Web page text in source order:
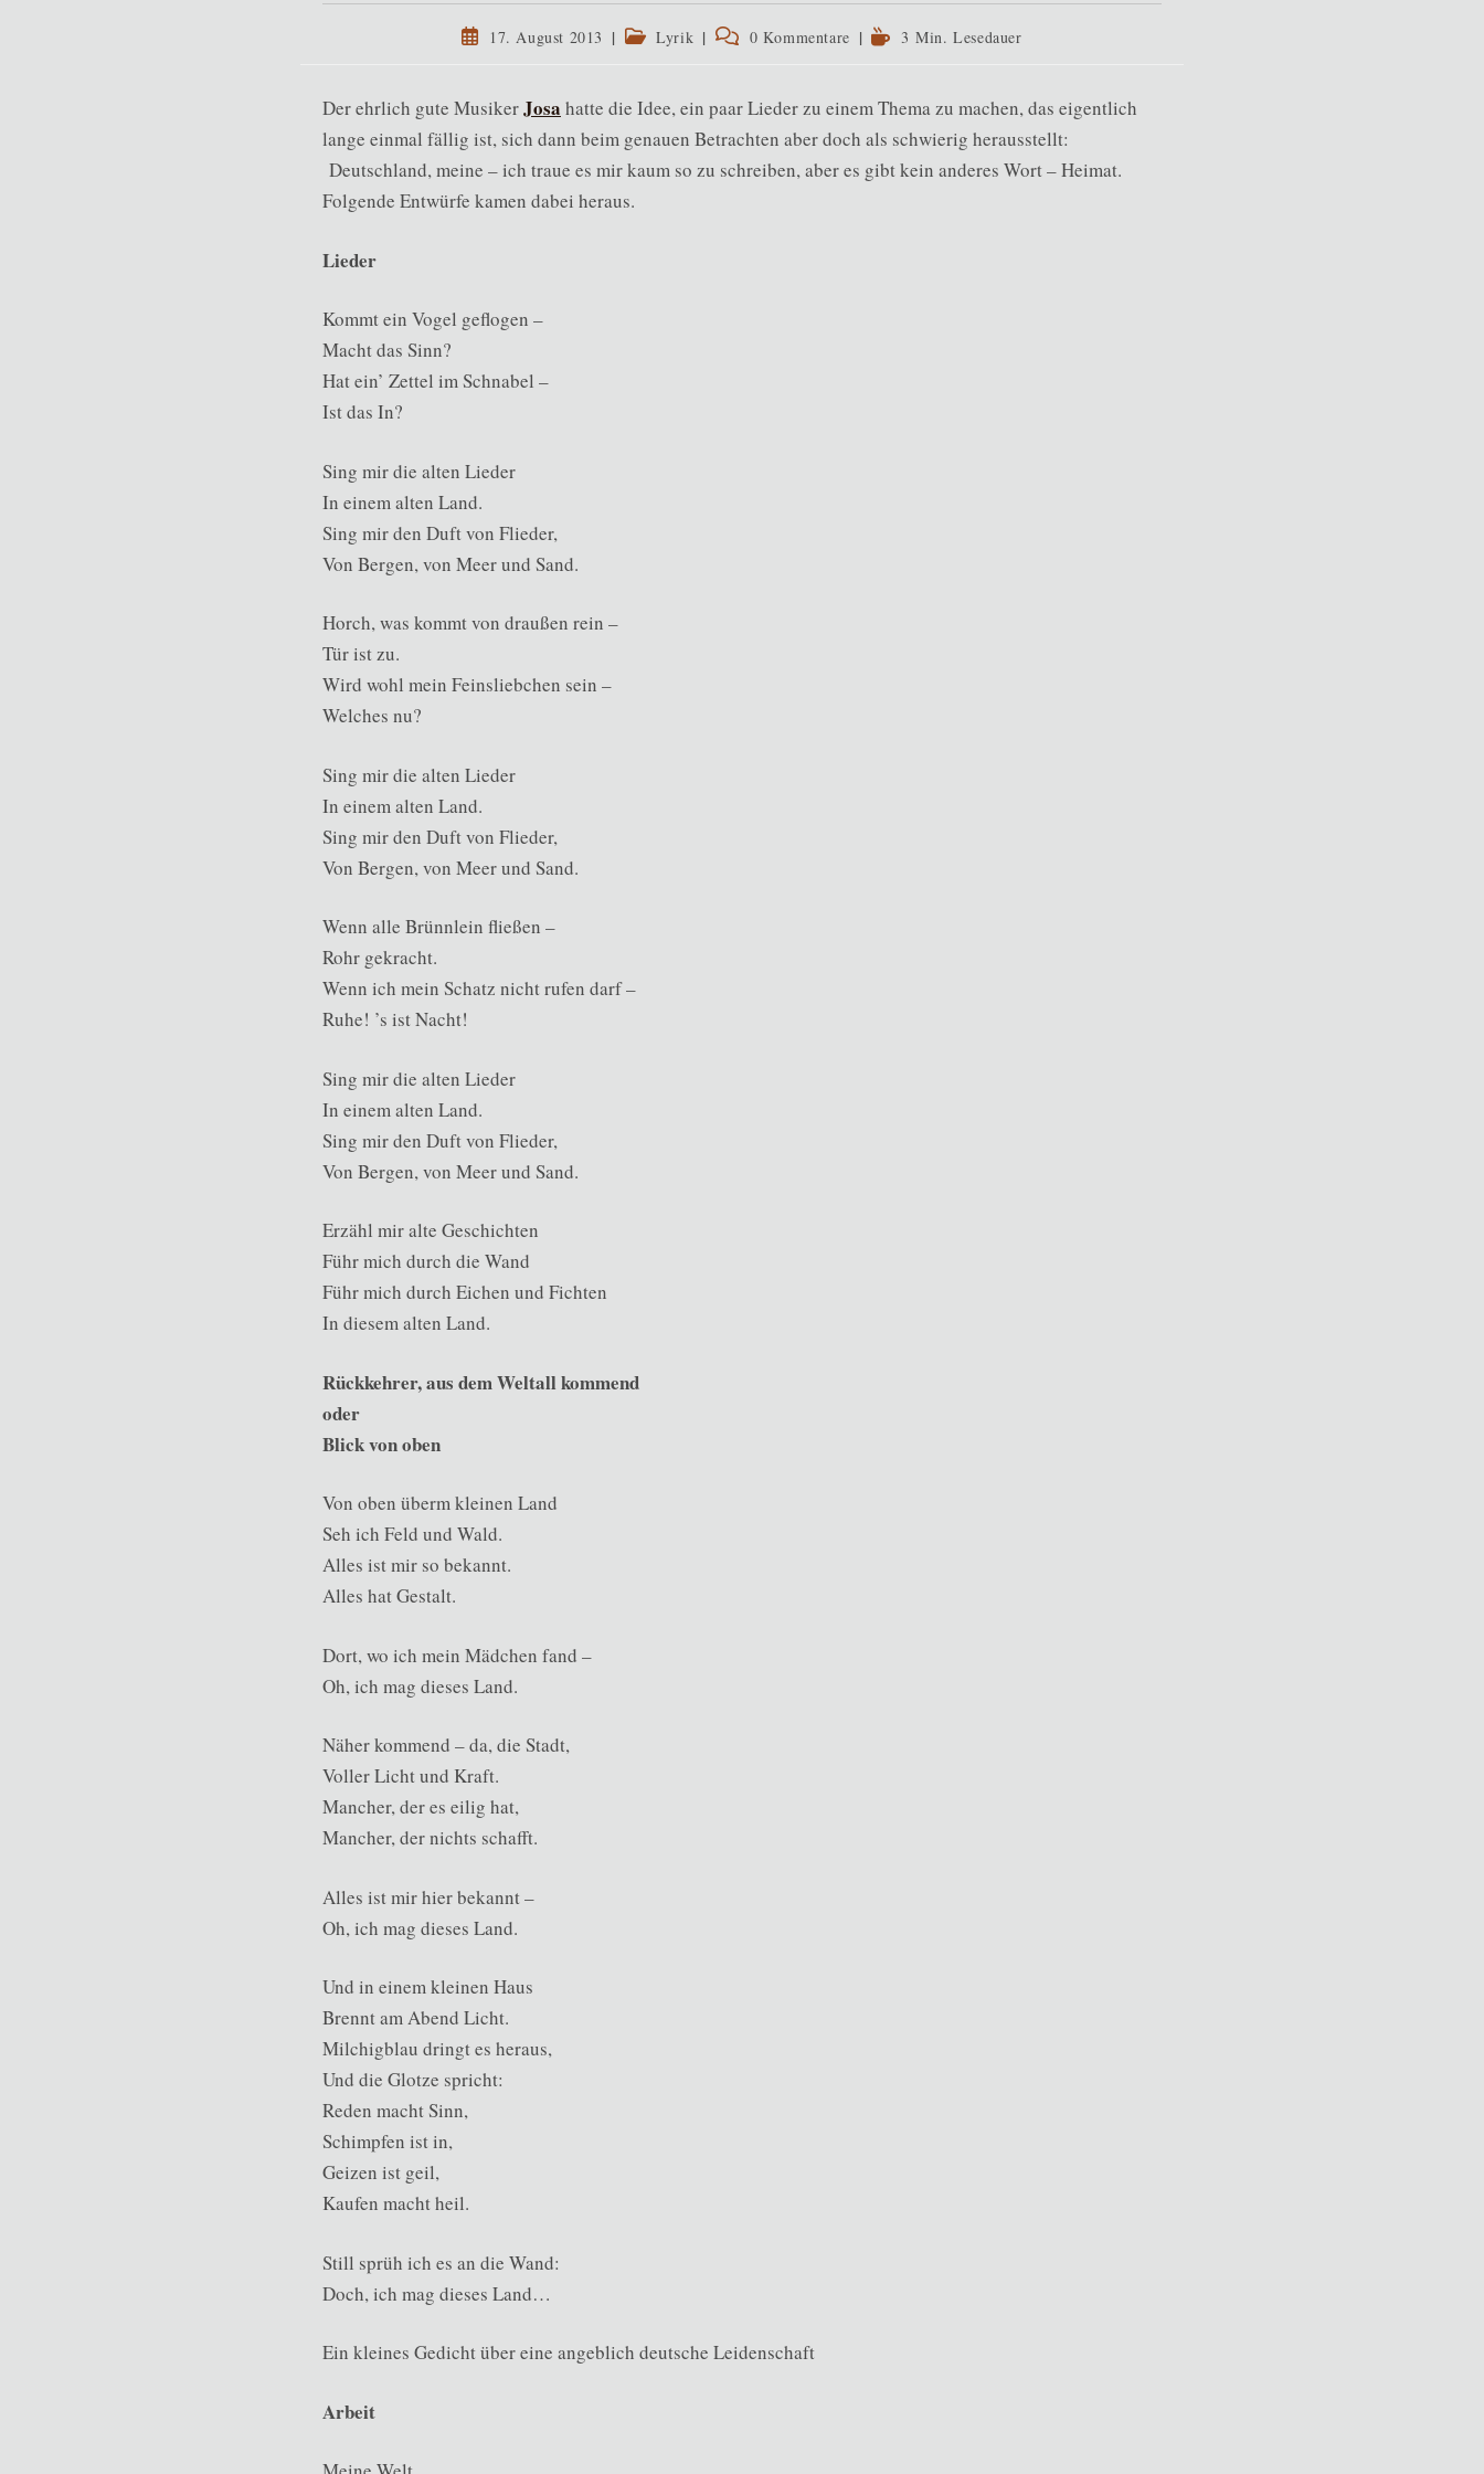
Beitrag17. August 2013
Beitrags-
Lyrik
Beitrags-0 Kommentare Lesedauer:
3 Min. Lesedauer
Der ehrlich gute MusikerJosa hatte die Idee, ein paar Lieder zu einem Thema zu machen, das eigentlich
lange einmal fällig ist, sich dann beim genauen Betrachten aber doch als schwierig herausstellt:
Deutschland, meine – ich traue es mir kaum so zu schreiben, aber es gibt kein anderes Wort – Heimat.
Folgende Entwürfe kamen dabei heraus.
Lieder
Kommt ein Vogel geflogen –
Macht das Sinn?
Hat ein’ Zettel im Schnabel –
Ist das In?
Sing mir die alten Lieder
In einem alten Land.
Sing mir den Duft von Flieder,
Von Bergen, von Meer und Sand.
Horch, was kommt von draußen rein –
Tür ist zu.
Wird wohl mein Feinsliebchen sein –
Welches nu?
Sing mir die alten Lieder
In einem alten Land.
Sing mir den Duft von Flieder,
Von Bergen, von Meer und Sand.
Wenn alle Brünnlein fließen –
Rohr gekracht.
Wenn ich mein Schatz nicht rufen darf –
Ruhe! ’s ist Nacht!
Sing mir die alten Lieder
In einem alten Land.
Sing mir den Duft von Flieder,
Von Bergen, von Meer und Sand.
Erzähl mir alte Geschichten
Führ mich durch die Wand
Führ mich durch Eichen und Fichten
In diesem alten Land.
Rückkehrer, aus dem Weltall kommend
oder
Blick von oben
Von oben überm kleinen Land
Seh ich Feld und Wald.
Alles ist mir so bekannt.
Alles hat Gestalt.
Dort, wo ich mein Mädchen fand –
Oh, ich mag dieses Land.
Näher kommend – da, die Stadt,
Voller Licht und Kraft.
Mancher, der es eilig hat,
Mancher, der nichts schafft.
Alles ist mir hier bekannt –
Oh, ich mag dieses Land.
Und in einem kleinen Haus
Brennt am Abend Licht.
Milchigblau dringt es heraus,
Und die Glotze spricht:
Reden macht Sinn,
Schimpfen ist in,
Geizen ist geil,
Kaufen macht heil.
Still sprüh ich es an die Wand:
Doch, ich mag dieses Land…
Ein kleines Gedicht über eine angeblich deutsche Leidenschaft
Arbeit